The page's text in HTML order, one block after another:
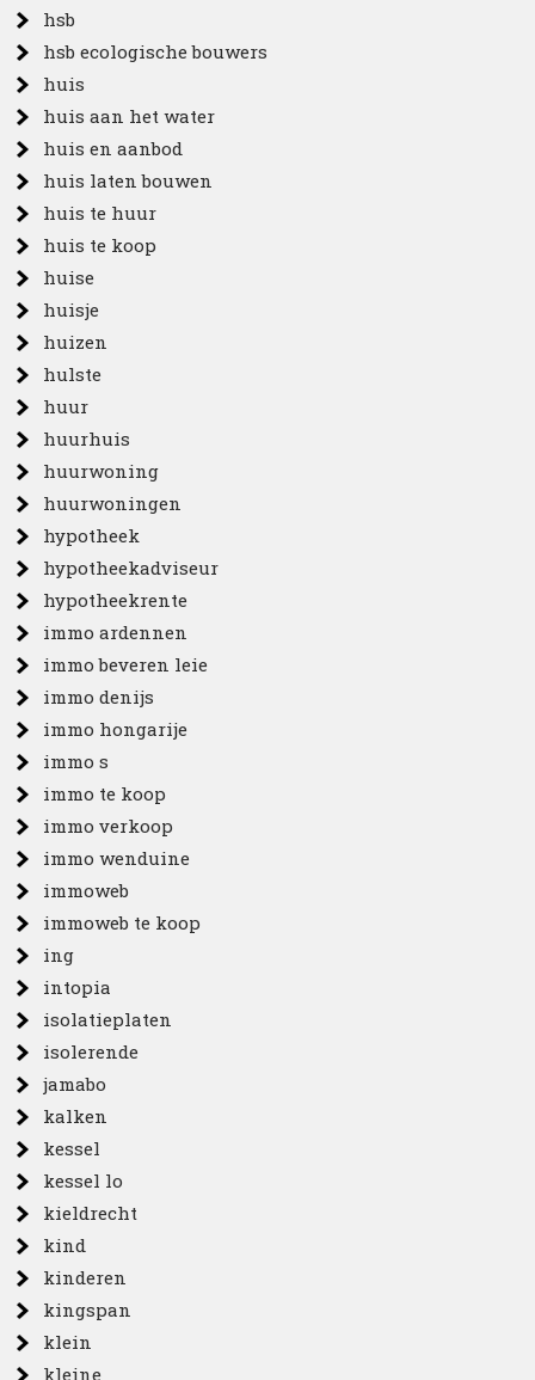
hsb
hsb ecologische bouwers
huis
huis aan het water
huis en aanbod
huis laten bouwen
huis te huur
huis te koop
huise
huisje
huizen
hulste
huur
huurhuis
huurwoning
huurwoningen
hypotheek
hypotheekadviseur
hypotheekrente
immo ardennen
immo beveren leie
immo denijs
immo hongarije
immo s
immo te koop
immo verkoop
immo wenduine
immoweb
immoweb te koop
ing
intopia
isolatieplaten
isolerende
jamabo
kalken
kessel
kessel lo
kieldrecht
kind
kinderen
kingspan
klein
kleine